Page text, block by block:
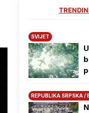
SVIJET
REPUBLIKA SRPSKA /